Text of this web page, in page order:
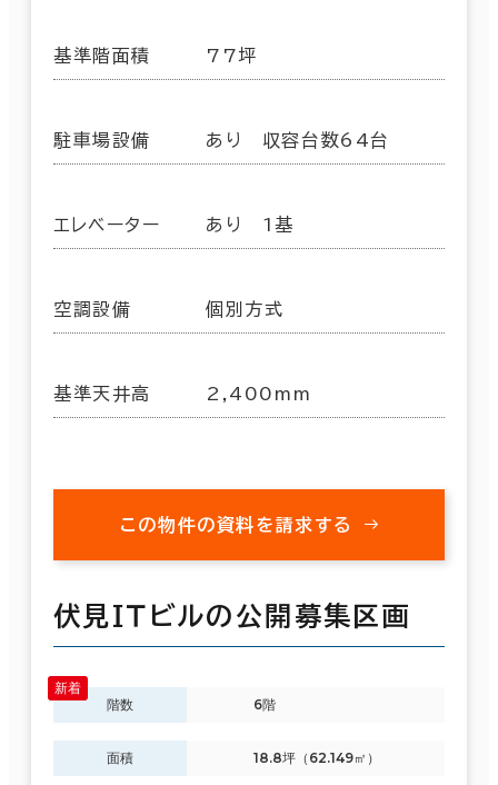
基準階面積 77坪
駐車場設備 あり 収容台数64台
エレベーター あり 1基
空調設備 個別方式
基準天井高 2,400mm
この物件の資料を請求する
伏見ＩＴビルの公開募集区画
階数 6階
面積 18.8坪（62.149㎡）